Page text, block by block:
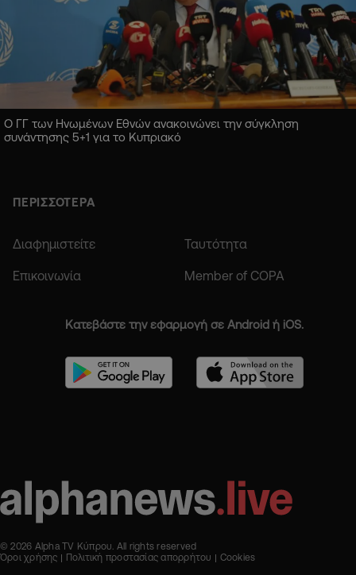
Ο ΓΓ των Ηνωμένων Εθνών ανακοινώνει την σύγκληση
συνάντησης 5+1 για το Κυπριακό
ΠΕΡΙΣΣΟΤΕΡΑ
Διαφημιστείτε Ταυτότητα
Επικοινωνία Member of COPA
Κατεβάστε την εφαρμογή σε Android ή iOS.
© 2026 Alpha TV Κύπρου. All rights reserved
Όροι χρήσης
Πολιτική προστασίας απορρήτου Cookies